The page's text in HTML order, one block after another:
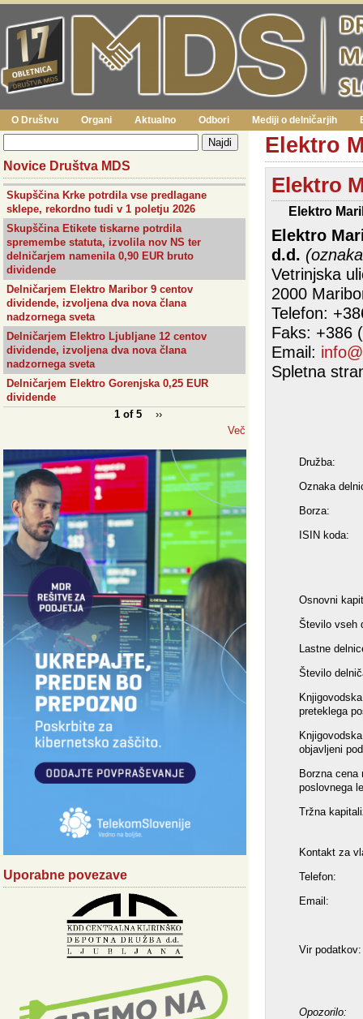
O Društvu Organi Aktualno Odbori Mediji o delničarjih
Novice Društva MDS
Skupščina Krke potrdila vse predlagane
sklepe, rekordno tudi v 1 poletju 2026
Skupščina Etikete tiskarne potrdila
spremembe statuta, izvolila nov NS ter
delničarjem namenila 0,90 EUR bruto
dividende
Delničarjem Elektro Maribor 9 centov
dividende, izvoljena dva nova člana
nadzornega sveta
Delničarjem Elektro Ljubljane 12 centov
dividende, izvoljena dva nova člana
nadzornega sveta
Delničarjem Elektro Gorenjska 0,25 EUR
dividende
1 of 5
››
Več
Uporabne povezave
Elektro
Elektro
Elektro
Elektro
d.d.
Vetrinjska
2000
Telefon:
Faks: +386
Email:
Spletna
Družba:
Oznaka
Borza:
ISIN koda:
Osnovni
Število vseh
Lastne
Število
preteklega
objavljeni
Borzna cena
poslovnega
Tržna
Kontakt za
Telefon:
Email:
Vir podatkov:
Opozorilo: